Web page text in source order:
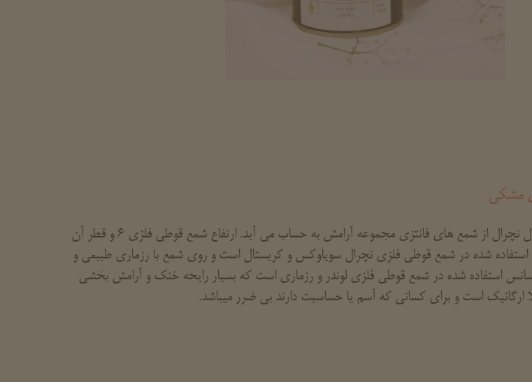
مشکی
نچرال
از شمع های فانتزی مجموعه آرامش به حساب می آید. ارتفاع شمع قوطی فلزی 6 و قطر آن
سویاوکس و کریستال است و روی شمع با رزماری طبیعی و
استفاده شده در شمع قوطی فلزی لوندر و رزماری است که بسیار رایحه خنک و آرامش بخشی
ارگانیک است و برای کسانی که آسم یا حساسیت دارند بی ضرر میباشد.